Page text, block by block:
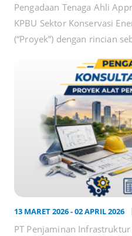
Pengadaan Tenaga Ahli
KPBU Sektor Konservasi
(“Proyek”) dengan rincian
13 MARET 2026 - 02 APRIL 2026
PT Penjaminan